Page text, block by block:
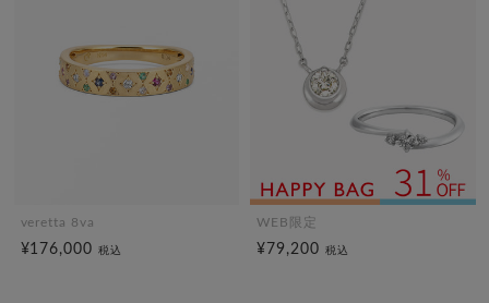
veretta 8va
¥176,000税込
WEB限定
¥79,200 税込